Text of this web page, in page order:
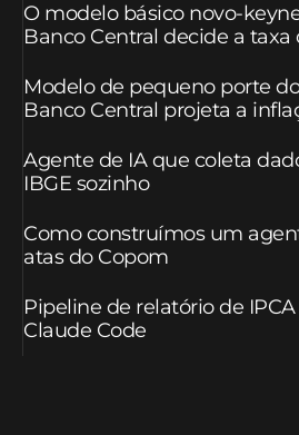
O modelo básico novo-
Banco Central decide a taxa
Modelo de pequeno porte
Banco Central projeta a
Agente de IA que coleta
IBGE sozinho
Como construímos um
atas do Copom
Pipeline de relatório de
Claude Code